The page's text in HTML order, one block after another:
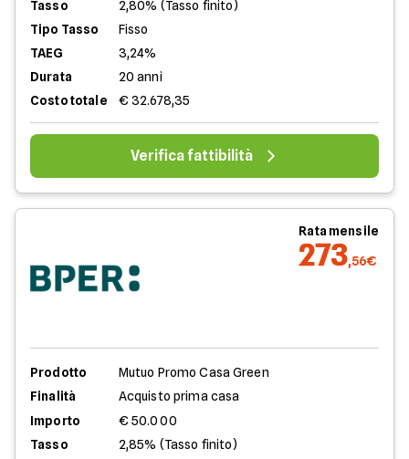
Tasso
2,80% (Tasso finito)
Tipo Tasso
Fisso
TAEG
3,24%
Durata
20 anni
Costo totale
€ 32.678,35
Verifica fattibilità
Rata mensile
273,56€
Prodotto
Mutuo Promo Casa Green
Finalità
Acquisto prima casa
Importo
€ 50.000
Tasso
2,85% (Tasso finito)